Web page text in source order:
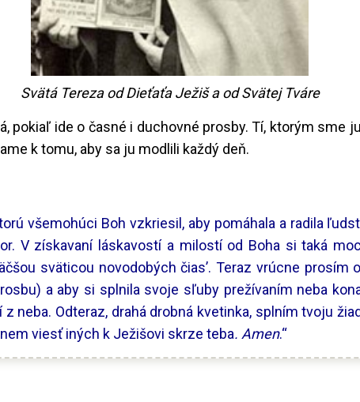
Svätá Tereza od Dieťaťa Ježiš a od Svätej Tváre
pokiaľ ide o časné i duchovné prosby. Tí, ktorým sme
k tomu, aby sa ju modlili každý deň.
všemohúci Boh vzkriesil, aby pomáhala a radila
V získavaní láskavostí a milostí od Boha si taká
sväticou novodobých čias’. Teraz vrúcne prosím
a aby si splnila svoje sľuby prežívaním neba
neba. Odteraz, drahá drobná kvetinka, splním tvoju
viesť iných k Ježišovi skrze teba. Amen.“